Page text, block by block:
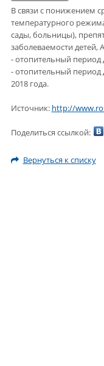
В связи с понижением
температурного
сады, больницы),
заболеваемости
- отопительный период
- отопительный период
2018 года.
Источник: http://
Поделиться ссылкой:
Вернуться к списку